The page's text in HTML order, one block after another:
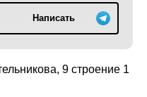
Написать
9 строение 1